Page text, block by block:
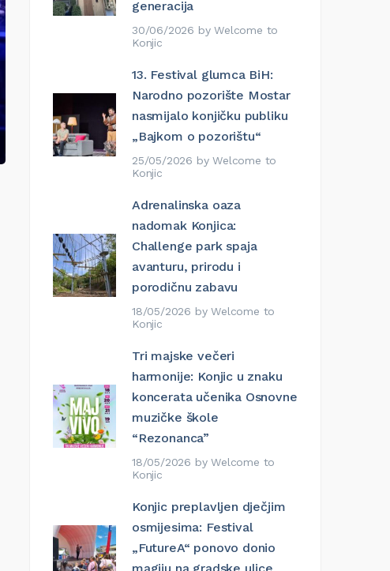
generacija
30/06/2026 byWelcome to
Konjic
13. Festival glumca BiH:
Narodno pozorište Mostar
nasmijalo konjičku publiku
„Bajkom o pozorištu“
25/05/2026 byWelcome to
Konjic
Adrenalinska oaza
nadomak Konjica:
Challenge park spaja
avanturu, prirodu i
porodičnu zabavu
18/05/2026 byWelcome to
Konjic
Tri majske večeri
harmonije: Konjic u znaku
koncerata učenika Osnovne
muzičke škole
“Rezonanca”
18/05/2026 byWelcome to
Konjic
Konjic preplavljen dječjim
osmijesima: Festival
„FutureA“ ponovo donio